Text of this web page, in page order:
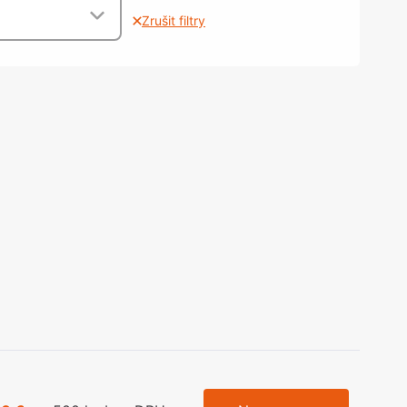
nohy, Nábytkové nohy a
nastavení
Zrušit filtry